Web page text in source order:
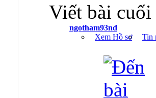
Viết bài
ngotham93nd
Xem Hồ sơ
Tin